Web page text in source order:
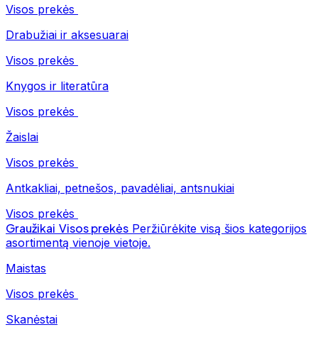
Visos prekės
Drabužiai ir aksesuarai
Visos prekės
Knygos ir literatūra
Visos prekės
Žaislai
Visos prekės
Antkakliai, petnešos, pavadėliai, antsnukiai
Visos prekės
Graužikai Visos prekės Peržiūrėkite visą šios kategorijos
asortimentą vienoje vietoje.
Maistas
Visos prekės
Skanėstai